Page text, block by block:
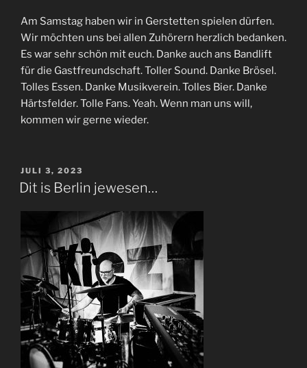
Am Samstag haben wir in Gerstetten spielen dürfen.
Wir möchten uns bei allen Zuhörern herzlich bedanken.
Es war sehr schön mit euch. Danke auch ans Bandlift
für die Gastfreundschaft. Toller Sound. Danke Brösel.
Tolles Essen. Danke Musikverein. Tolles Bier. Danke
Härtsfelder. Tolle Fans. Yeah. Wenn man uns will,
kommen wir gerne wieder.
VERÖFFENTLICHT
AM
JULI 3, 2023
Dit is Berlin jewesen…